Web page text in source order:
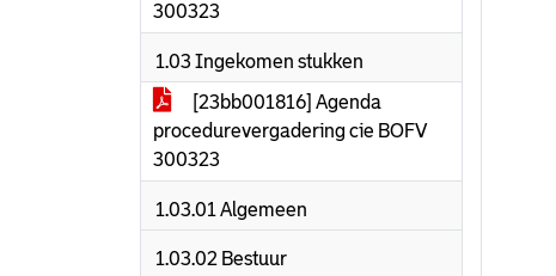
300323
1.03 Ingekomen stukken
[23bb001816] Agenda
procedurevergadering cie BOFV
300323
1.03.01 Algemeen
1.03.02 Bestuur